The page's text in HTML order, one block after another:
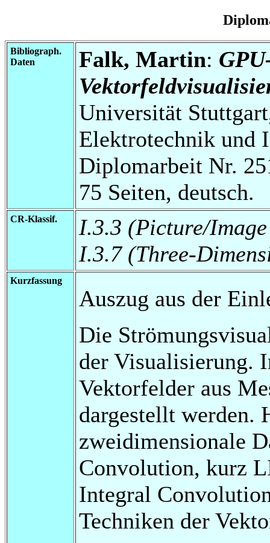
Bibliograph.
Daten
Falk, Martin:
Universität
Elektrotechnik und
Diplomarbeit Nr.
75 Seiten, deutsch.
CR-Klassif.
I.3.3 (Picture/
I.3.7 (Three-
Kurzfassung
Auszug aus der
Die
der Visualisierung.
Vektorfelder aus
dargestellt werden.
zweidimensionale
Convolution, kurz
Integral
Techniken der